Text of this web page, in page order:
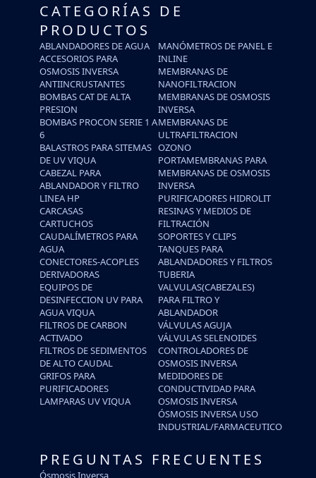
CATEGORÍAS DE
PRODUCTOS
ABLANDADORES DE AGUA
ACCESORIOS PARA
OSMOSIS INVERSA
ANTIINCRUSTANTES
BOMBAS CAT DE ALTA
PRESION
BOMBAS PROCON SERIE 1 A
6
BALASTROS PARA SITEMAS
DE UV VIQUA
CABEZAL PARA
ABLANDADOR Y FILTRO
LINEA HP
CARCASAS
CARTUCHOS
CAUDALÍMETROS PARA
AGUA
CONECTORES-ACOPLES
DERIVADORAS
EQUIPOS DE
DESINFECCION UV PARA
AGUA VIQUA
FILTROS DE CARBON
ACTIVADO
FILTROS DE SEDIMENTOS
DE ALTO CAUDAL
GRIFOS PARA
PURIFICADORES
LAMPARAS UV VIQUA
MANÓMETROS DE PANEL E
INLINE
MEMBRANAS DE
NANOFILTRACION
MEMBRANAS DE OSMOSIS
INVERSA
MEMBRANAS DE
ULTRAFILTRACION
OZONO
PORTAMEMBRANAS PARA
MEMBRANAS DE OSMOSIS
INVERSA
PURIFICADORES HIDROLIT
RESINAS Y MEDIOS DE
FILTRACIÓN
SOPORTES Y CLIPS
TANQUES PARA
ABLANDADORES Y FILTROS
TUBERIA
VALVULAS(CABEZALES)
PARA FILTRO Y
ABLANDADOR
VÁLVULAS AGUJA
VÁLVULAS SELENOIDES
CONTROLADORES DE
OSMOSIS INVERSA
MEDIDORES DE
CONDUCTIVIDAD PARA
OSMOSIS INVERSA
ÓSMOSIS INVERSA USO
INDUSTRIAL/FARMACEUTICO
PREGUNTAS FRECUENTES
Ósmosis Inversa